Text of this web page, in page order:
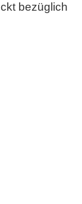
bezüglich